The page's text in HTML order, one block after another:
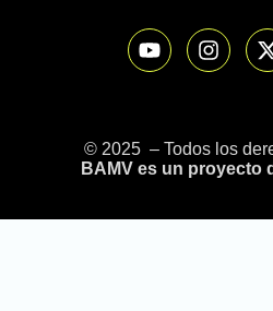
© 2025 – Todos los
BAMV es un proyecto